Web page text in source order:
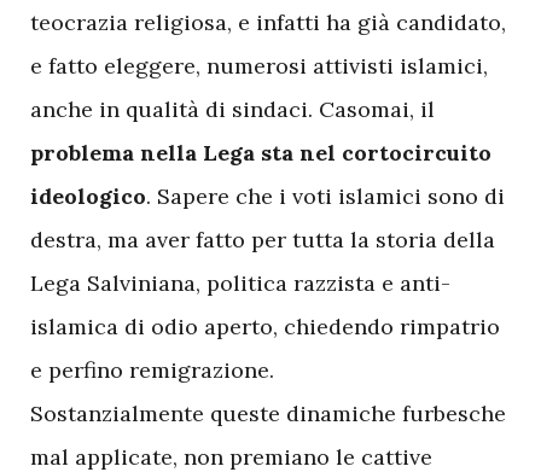
teocrazia religiosa, e infatti ha già candidato,
e fatto eleggere, numerosi attivisti islamici,
anche in qualità di sindaci. Casomai, il
problema nella Lega sta nel cortocircuito
ideologico. Sapere che i voti islamici sono di
destra, ma aver fatto per tutta la storia della
Lega Salviniana, politica razzista e anti-
islamica di odio aperto, chiedendo rimpatrio
e perfino remigrazione.
Sostanzialmente queste dinamiche furbesche
mal applicate, non premiano le cattive